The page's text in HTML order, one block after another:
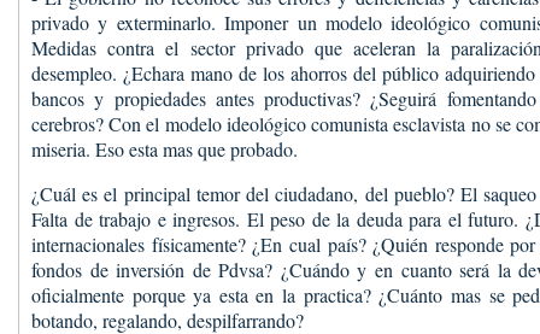
privado y exterminarlo. Imponer un modelo ideológico
Medidas contra el sector privado que aceleran la
desempleo. ¿Echara mano de los ahorros del público
bancos y propiedades antes productivas? ¿Seguirá
cerebros? Con el modelo ideológico comunista esclavista no se
miseria. Eso esta mas que probado.
¿Cuál es el principal temor del ciudadano, del pueblo? El
Falta de trabajo e ingresos. El peso de la deuda para el futuro.
internacionales físicamente? ¿En cual país? ¿Quién responde
fondos de inversión de Pdvsa? ¿Cuándo y en cuanto será la
oficialmente porque ya esta en la practica? ¿Cuánto mas se
botando, regalando, despilfarrando?